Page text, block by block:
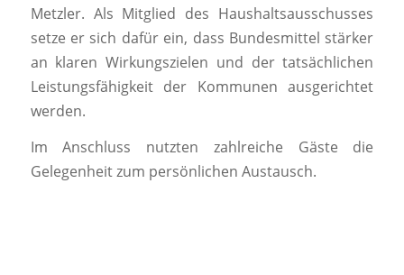
Metzler. Als Mitglied des Haushaltsausschusses
setze er sich dafür ein, dass Bundesmittel stärker
an klaren Wirkungszielen und der tatsächlichen
Leistungsfähigkeit der Kommunen ausgerichtet
werden.
Im Anschluss nutzten zahlreiche Gäste die
Gelegenheit zum persönlichen Austausch.